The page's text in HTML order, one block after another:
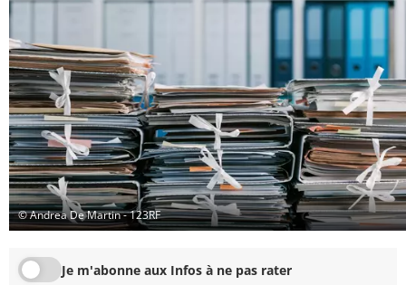
© Andrea De Martin - 123RF
Je m'abonne aux Infos à ne pas rater